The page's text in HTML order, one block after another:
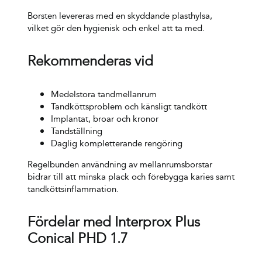
Borsten levereras med en skyddande plasthylsa,
vilket gör den hygienisk och enkel att ta med.
Rekommenderas vid
Medelstora tandmellanrum
Tandköttsproblem och känsligt tandkött
Implantat, broar och kronor
Tandställning
Daglig kompletterande rengöring
Regelbunden användning av mellanrumsborstar
bidrar till att minska plack och förebygga karies samt
tandköttsinflammation.
Fördelar med Interprox Plus
Conical PHD 1.7